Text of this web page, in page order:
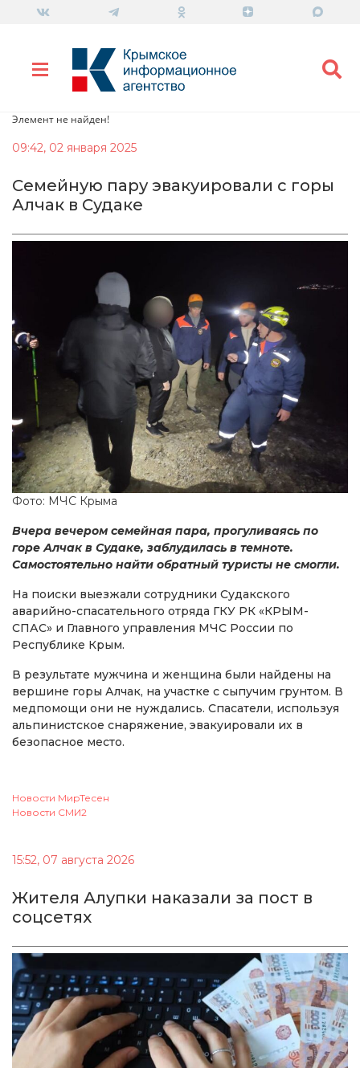
Элемент не найден!
09:42, 02 января 2025
Семейную пару эвакуировали с горы
Алчак в Судаке
Фото: МЧС Крыма
Вчера вечером семейная пара, прогуливаясь по
горе Алчак в Судаке, заблудилась в темноте.
Самостоятельно найти обратный туристы не смогли.
На поиски выезжали сотрудники Судакского
аварийно-спасательного отряда ГКУ РК «КРЫМ-
СПАС» и Главного управления МЧС России по
Республике Крым.
В результате мужчина и женщина были найдены на
вершине горы Алчак, на участке с сыпучим грунтом. В
медпомощи они не нуждались. Спасатели, используя
альпинистское снаряжение, эвакуировали их в
безопасное место.
Новости МирТесен
Новости СМИ2
15:52, 07 августа 2026
Жителя Алупки наказали за пост в
соцсетях